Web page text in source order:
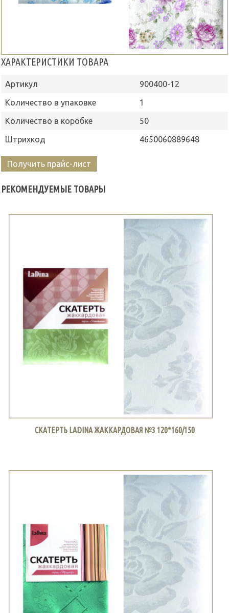
ХАРАКТЕРИСТИКИ ТОВАРА
Артикул
900400-12
Количество в упаковке
1
Количество в коробке
50
Штрихкод
4650060889648
Получить прайс-лист
РЕКОМЕНДУЕМЫЕ ТОВАРЫ
СКАТЕРТЬ LADINA ЖАККАРДОВАЯ №3 120*160/150